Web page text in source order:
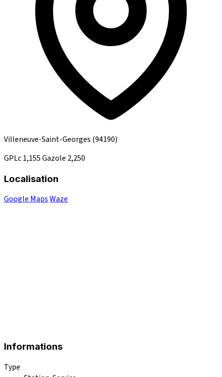
Villeneuve-Saint-Georges (94190)
GPLc1,155Gazole 2,250
Localisation
Google MapsWaze
Informations
Type